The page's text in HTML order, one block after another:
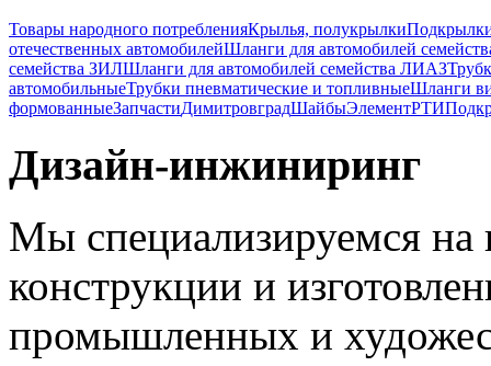
Товары народного потребленияКрылья, полукрылки
отечественных автомобилейШланги для автомобилей
семейства ЗИЛШланги для автомобилей семейства ЛИАЗ
автомобильныеТрубки пневматические и топливныеШланги
формованныеЗапчастиДимитровградШайбыЭлементРТИ
Дизайн-инжиниринг
Мы специализируемся на
конструкции и
промышленных и